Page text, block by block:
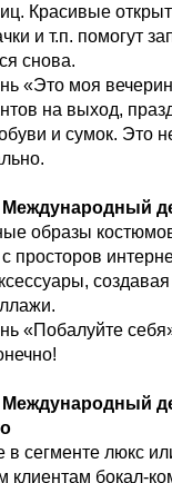
Красивые
и т.п. помогут
снова.
«Это моя
на выход,
и сумок. Это
Международный
образы
просторов
создавая
«Побалуйте
Международный
в сегменте люкс
клиентам бокал-